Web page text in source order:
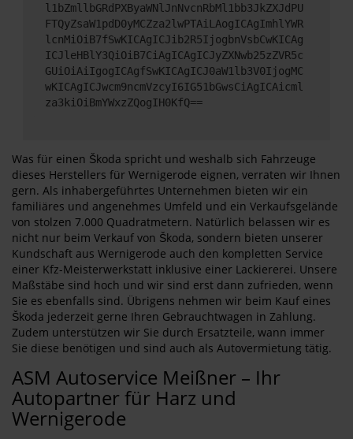
l1bZmllbGRdPXByaWNlJnNvcnRbMl1bb3JkZXJdPU
FTQyZsaW1pdD0yMCZza2lwPTAiLAogICAgImhlYWR
lcnMiOiB7fSwKICAgICJib2R5IjogbnVsbCwKICAg
ICJleHBlY3QiOiB7CiAgICAgICJyZXNwb25zZVR5c
GUiOiAiIgogICAgfSwKICAgICJ0aW1lb3V0IjogMC
wKICAgICJwcm9ncmVzcyI6IG51bGwsCiAgICAicml
za3kiOiBmYWxzZQogIH0KfQ==
Was für einen Škoda spricht und weshalb sich Fahrzeuge
dieses Herstellers für Wernigerode eignen, verraten wir Ihnen
gern. Als inhabergeführtes Unternehmen bieten wir ein
familiäres und angenehmes Umfeld und ein Verkaufsgelände
von stolzen 7.000 Quadratmetern. Natürlich belassen wir es
nicht nur beim Verkauf von Škoda, sondern bieten unserer
Kundschaft aus Wernigerode auch den kompletten Service
einer Kfz-Meisterwerkstatt inklusive einer Lackiererei. Unsere
Maßstäbe sind hoch und wir sind erst dann zufrieden, wenn
Sie es ebenfalls sind. Übrigens nehmen wir beim Kauf eines
Škoda jederzeit gerne Ihren Gebrauchtwagen in Zahlung.
Zudem unterstützen wir Sie durch Ersatzteile, wann immer
Sie diese benötigen und sind auch als Autovermietung tätig.
ASM Autoservice Meißner – Ihr
Autopartner für Harz und
Wernigerode